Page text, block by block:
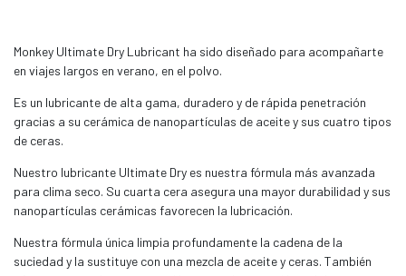
Monkey Ultimate Dry Lubricant ha sido diseñado para acompañarte
en viajes largos en verano, en el polvo.
Es un lubricante de alta gama, duradero y de rápida penetración
gracias a su cerámica de nanopartículas de aceite y sus cuatro tipos
de ceras.
Nuestro lubricante Ultimate Dry es nuestra fórmula más avanzada
para clima seco. Su cuarta cera asegura una mayor durabilidad y sus
nanopartículas cerámicas favorecen la lubricación.
Nuestra fórmula única limpia profundamente la cadena de la
suciedad y la sustituye con una mezcla de aceite y ceras. También